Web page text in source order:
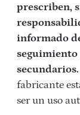
prescriben,
informado
seguimiento
secundarios.
fabricante
ser un uso